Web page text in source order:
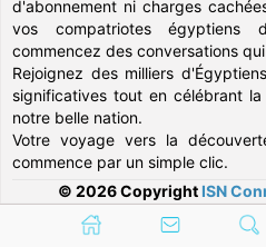
d'abonnement ni charges
vos compatriotes égyptiens
commencez des conversations
Rejoignez des milliers
significatives tout en célébrant
notre belle nation.
Votre voyage vers la
commence par un simple clic.
© 2026 Copyright ISN